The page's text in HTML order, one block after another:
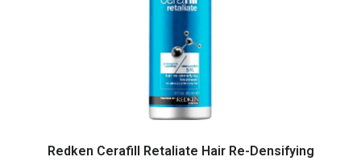
Redken Cerafill Retaliate Hair Re-Densifying